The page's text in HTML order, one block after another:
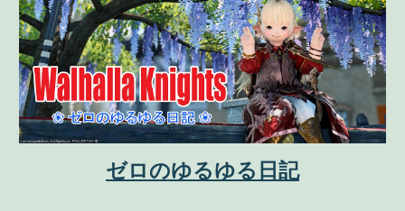
ゼロのゆるゆる日記